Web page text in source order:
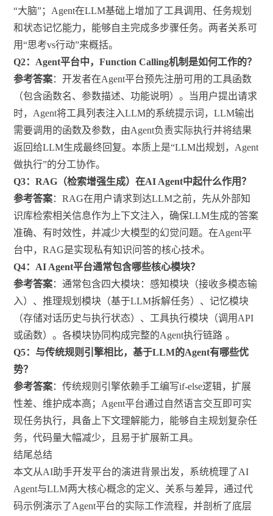
“大脑”；Agent在LLM基础上增加了工具调用、任务规划
和状态记忆能力，能够自主完成多步骤任务。两者关系可
用“思考vs行动”来概括。
Q2：Agent平台中，Function Calling机制是如何工作的？
参考答案：开发者在Agent平台预先注册可用的工具函数
（包含函数名、参数描述、功能说明）。当用户提出请求
时，Agent将工具列表注入LLM的系统提示词，LLM输出
需要调用的函数及参数，由Agent负责实际执行并将结果
返回给LLM生成最终回复。本质上是“LLM出规划，Agent
做执行”的分工协作。
Q3：RAG（检索增强生成）在AI Agent中起什么作用？
参考答案：RAG在用户请求到达LLM之前，先从外部知
识库检索相关信息作为上下文注入，确保LLM生成的答案
准确、有时效性，并减少大模型的幻觉问题。在Agent平
台中，RAG是实现私有知识问答的核心技术。
Q4：AI Agent平台通常包含哪些核心模块？
参考答案：通常包含四大模块：感知模块（接收多模态输
入）、推理规划模块（基于LLM拆解任务）、记忆模块
（存储对话历史与执行状态）、工具执行模块（调用API
或函数）。各模块协同构成完整的Agent执行链路 。
Q5：与传统规则引擎相比，基于LLM的Agent有哪些优
势？
参考答案：传统规则引擎依赖手工编写if-else逻辑，扩展
性差、维护成本高；Agent平台通过自然语言交互即可实
现任务执行，具备上下文理解能力，能够自主规划复杂任
务，代码量大幅减少，且易于扩展新工具。
结尾总结
本文从AI助手开发平台的演进背景出发，系统梳理了AI
Agent与LLM两大核心概念的定义、关系与差异，通过代
码示例演示了Agent平台的实际工作流程，并剖析了底层